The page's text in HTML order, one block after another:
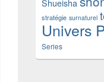
Shueisha
stratégie surnaturel
Univers
Series